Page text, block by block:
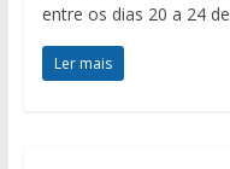
entre os dias 20 a 24
Ler mais